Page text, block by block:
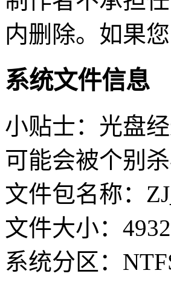
内删除。如果
系统文件信息
小贴士：光盘
可能会被个别
文件包名称：
文件大小：
系统分区：